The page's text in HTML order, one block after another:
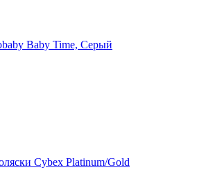
Baby Time, Серый
Cybex Platinum/Gold